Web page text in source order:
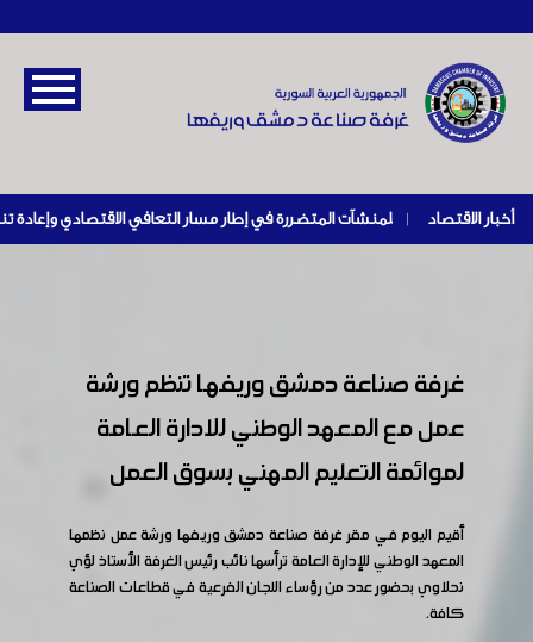
أخبار الاقتصاد |
غرفة صناعة دمشق وريفها تنظم ورشة
عمل مع المعهد الوطني للادارة العامة
لموائمة التعليم المهني بسوق العمل
أقيم اليوم في مقر غرفة صناعة دمشق وريفها ورشة عمل نظمها
المعهد الوطني للإدارة العامة ترأسها نائب رئيس الغرفة الأستاذ لؤي
نحلاوي بحضور عدد من رؤساء اللجان الفرعية في قطاعات الصناعة
كافة.